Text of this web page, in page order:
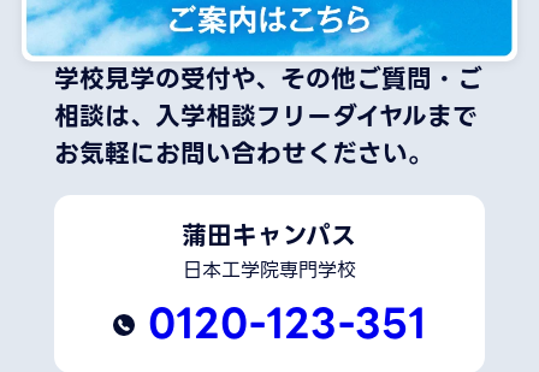
学校見学の受付や、その他ご質問・ご
相談は、 入学相談フリーダイヤルまで
お気軽にお問い合わせください。
蒲田キャンパス
日本工学院専門学校
0120-123-351